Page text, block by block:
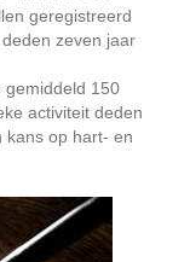
geregistreerd
zeven jaar
gemiddeld 150
activiteit deden
kans op hart- en